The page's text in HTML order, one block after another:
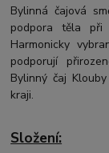
Bylinná čajová
podpora těla při
Harmonicky
podporují
Bylinný čaj
kraji.
Složení: